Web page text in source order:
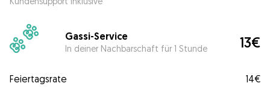
Gassi-Service
In deiner Nachbarschaft für 1 Stunde 13€
Feiertagsrate
14€